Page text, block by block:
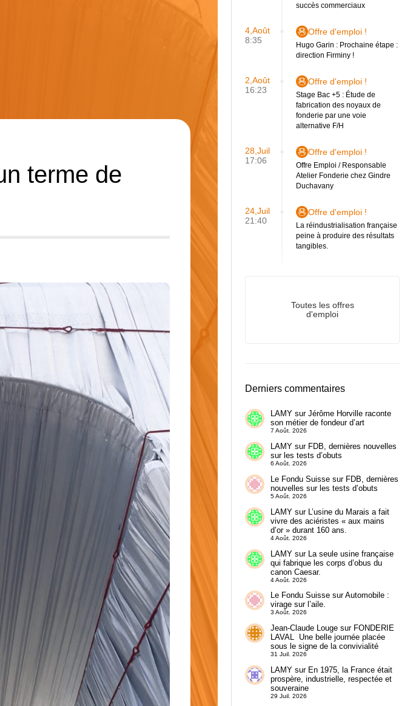
terme de
succès commerciaux
4,Août
8:35
Offre d'emploi !
Hugo Garin : Prochaine étape :
direction Firminy !
2,Août
16:23
Offre d'emploi !
Stage Bac +5 : Étude de
fabrication des noyaux de
fonderie par une voie
alternative F/H
28,Juil
17:06
Offre d'emploi !
Offre Emploi / Responsable
Atelier Fonderie chez Gindre
Duchavany
24,Juil
21:40
Offre d'emploi !
La réindustrialisation française
peine à produire des résultats
tangibles.
Toutes les offres
d'emploi
Derniers commentaires
LAMYsur Jérôme Horville raconte
son métier de fondeur d’art
7 Août. 2026
LAMYsur FDB, dernières nouvelles
sur les tests d’obuts
6 Août. 2026
Le Fondu Suissesur FDB, dernières
nouvelles sur les tests d’obuts
5 Août. 2026
LAMYsur L’usine du Marais a fait
vivre des aciéristes « aux mains
d’or » durant 160 ans.
4 Août. 2026
LAMYsur La seule usine française
qui fabrique les corps d’obus du
canon Caesar.
4 Août. 2026
Le Fondu SuissesurAutomobile :
virage sur l’aile.
3 Août. 2026
Jean-Claude Lougesur FONDERIE
LAVAL Une belle journée placée
sous le signe de la convivialité
31 Juil. 2026
LAMYsur En 1975, la France était
prospère, industrielle, respectée et
souveraine
29 Juil. 2026